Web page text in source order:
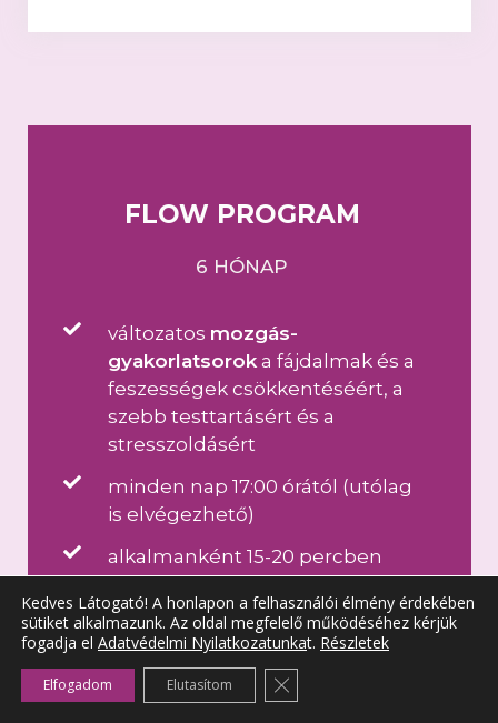
FLOW PROGRAM
6 HÓNAP
változatos mozgás-
gyakorlatsoroka fájdalmak és a
feszességek csökkentéséért, a
szebb testtartásért és a
stresszoldásért
minden nap 17:00 órától (utólag
is elvégezhető)
alkalmanként 15-20 percben
légzőgyakorlattal és relaxációval,
hetente egyszer vezetett
meditációval
magasan képzett oktatóval,
Kedves Látogató! A honlapon a felhasználói élmény érdekében
sütiket alkalmazunk. Az oldal megfelelő működéséhez kérjük
fogadja el Adatvédelmi Nyilatkozatunkat. Részletek
Elfogadom Elutasítom Close GDPR Cookie Banner